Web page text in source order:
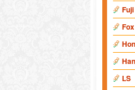
Fuji
Fox
LS